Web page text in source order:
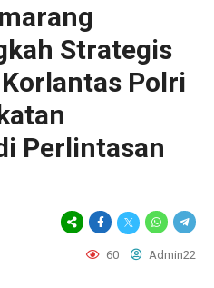
Strategis
Polri
Perlintasan
60 Admin22